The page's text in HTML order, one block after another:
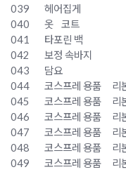
039
헤어집게
040
옷
코트
041
타포린 백
042
보정 속바지
043
담요
044
코스프레 용품
리
045
코스프레 용품
리
046
코스프레 용품
리
047
코스프레 용품
리
048
코스프레 용품
리
049
코스프레 용품
리